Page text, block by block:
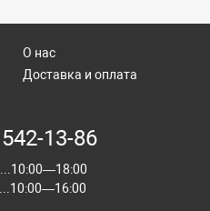
О нас
Доставка и оплата
13-86